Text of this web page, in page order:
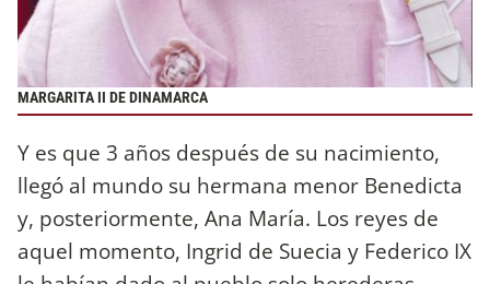
MARGARITA II DE DINAMARCA
Y es que 3 años después de su nacimiento,
llegó al mundo su hermana menor Benedicta
y, posteriormente, Ana María. Los reyes de
aquel momento, Ingrid de Suecia y Federico IX